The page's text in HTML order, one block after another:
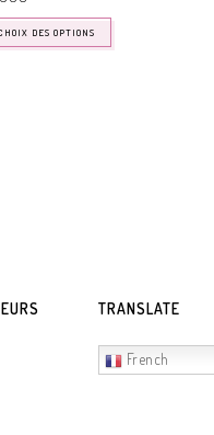
DES OPTIONS
TRANSLATE
French